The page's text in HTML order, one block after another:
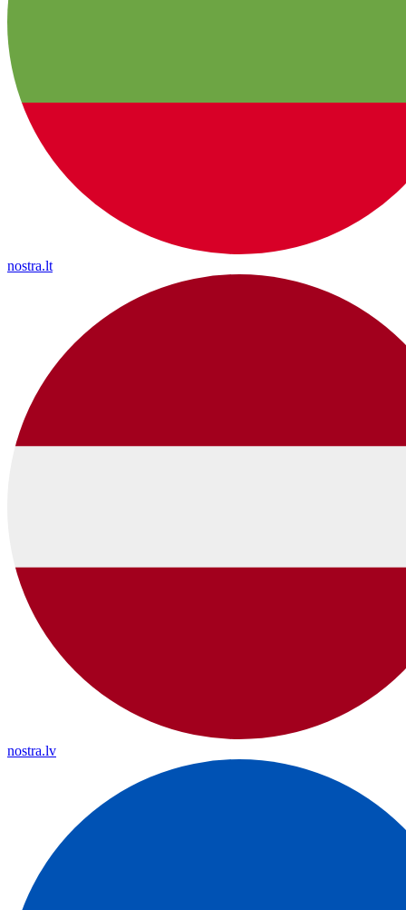
nostra.lt
nostra.lv